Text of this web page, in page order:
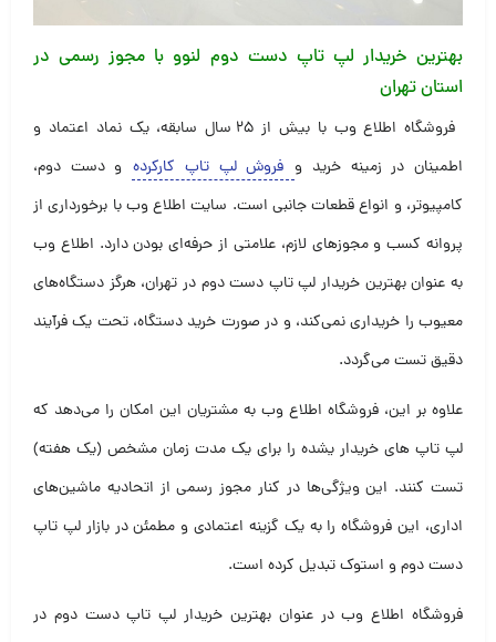
بهترین خریدار لپ تاپ دست دوم لنوو با مجوز رسمی در
استان تهران
فروشگاه اطلاع وب با بیش از ۲۵ سال سابقه، یک نماد اعتماد و
اطمینان در زمینه خرید و فروش لپ تاپ کارکرده و دست دوم،
کامپیوتر، و انواع قطعات جانبی است. سایت اطلاع وب با برخورداری از
پروانه کسب و مجوزهای لازم، علامتی از حرفه‌ای بودن دارد. اطلاع وب
به عنوان بهترین خریدار لپ تاپ دست دوم در تهران، هرگز دستگاه‌های
معیوب را خریداری نمی‌کند، و در صورت خرید دستگاه، تحت یک فرآیند
دقیق تست می‌گردد.
علاوه بر این، فروشگاه اطلاع وب به مشتریان این امکان را می‌دهد که
لپ تاپ های خریدار یشده را برای یک مدت زمان مشخص (یک هفته)
تست کنند. این ویژگی‌ها در کنار مجوز رسمی از اتحادیه ماشین‌های
اداری، این فروشگاه را به یک گزینه اعتمادی و مطمئن در بازار لپ تاپ
دست دوم و استوک تبدیل کرده است.
فروشگاه اطلاع وب در عنوان بهترین خریدار لپ تاپ دست دوم در